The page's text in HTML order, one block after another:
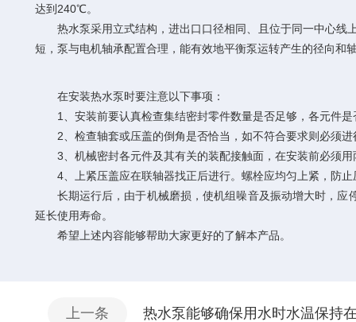
达到240℃。
热水泵采用立式结构，进出口口径相同、且位于同一中心线
短，泵与电机轴承配置合理，能有效地平衡泵运转产生的径向和
在安装热水泵时要注意以下事项：
1、安装前要认真检查集结密封零件数量是否足够，各元件是
2、检查轴套或压盖的倒角是否恰当，如不符合要求则必须进
3、机械密封各元件及其有关的装配接触面，在安装前必须用
4、上紧压盖应在联轴器找正后进行。螺栓应均匀上紧，防止
长期运行后，由于机械磨损，使机组噪音及振动增大时，应
延长使用寿命。
希望上述内容能够帮助大家更好的了解本产品。
上一条 热水泵能够确保用水时水温保持